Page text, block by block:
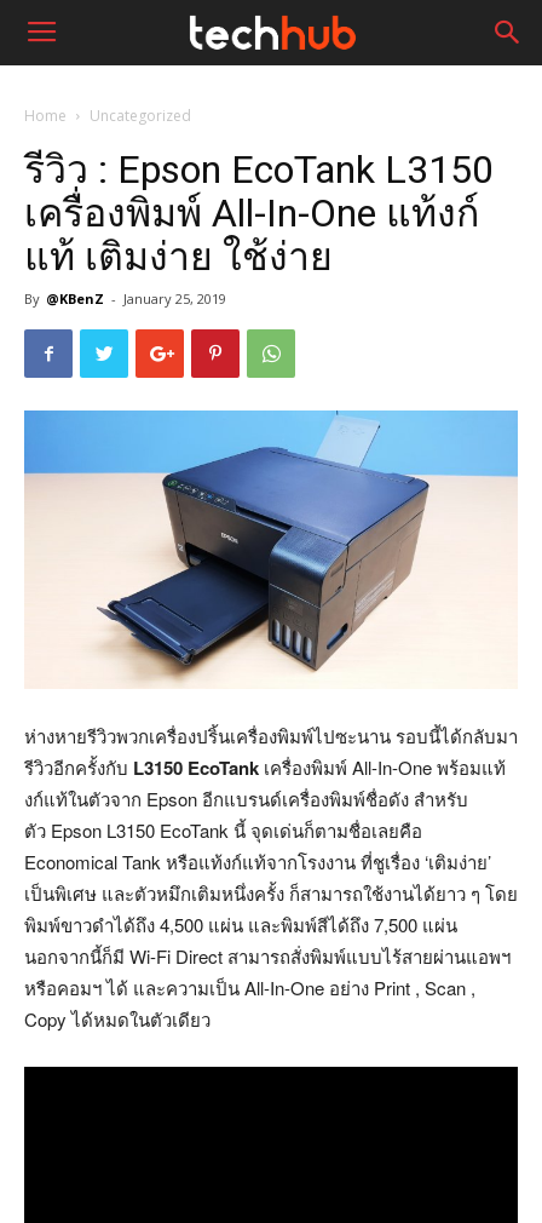
Home Uncategorized
รีวิว : Epson EcoTank L3150
เครื่องพิมพ์ All-In-One แท้งก์
แท้ เติมง่าย ใช้ง่าย
By @KBenZ - January 25, 2019
ห่างหายรีวิวพวกเครื่องปริ้นเครื่องพิมพ์ไปซะนาน รอบนี้ได้กลับมา
รีวิวอีกครั้งกับ L3150 EcoTank เครื่องพิมพ์ All-In-One พร้อมแท้
งก์แท้ในตัวจาก Epson อีกแบรนด์เครื่องพิมพ์ชื่อดัง สำหรับ
ตัว Epson L3150 EcoTank นี้ จุดเด่นก็ตามชื่อเลยคือ
Economical Tank หรือแท้งก์แท้จากโรงงาน ที่ชูเรื่อง ‘เติมง่าย’
เป็นพิเศษ และตัวหมึกเติมหนึ่งครั้ง ก็สามารถใช้งานได้ยาว ๆ โดย
พิมพ์ขาวดำได้ถึง 4,500 แผ่น และพิมพ์สีได้ถึง 7,500 แผ่น
นอกจากนี้ก็มี Wi-Fi Direct สามารถสั่งพิมพ์แบบไร้สายผ่านแอพฯ
หรือคอมฯ ได้ และความเป็น All-In-One อย่าง Print , Scan ,
Copy ได้หมดในตัวเดียว